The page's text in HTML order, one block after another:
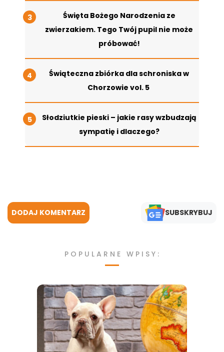
Święta Bożego Narodzenia ze
zwierzakiem. Tego Twój pupil nie może
próbować!
Świąteczna zbiórka dla schroniska w
Chorzowie vol. 5
Słodziutkie pieski – jakie rasy wzbudzają
sympatię i dlaczego?
DODAJ KOMENTARZ SUBSKRYBUJ
POPULARNE WPISY: